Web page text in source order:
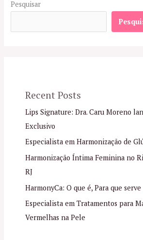
Pesquisar
Recent Posts
Lips Signature: Dra. Caru Moreno
Exclusivo
Especialista em Harmonização de
Harmonização Íntima Feminina no
RJ
HarmonyCa: O que é, Para que
Especialista em Tratamentos para
Vermelhas na Pele